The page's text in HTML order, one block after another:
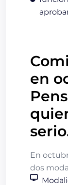
en
En
dos